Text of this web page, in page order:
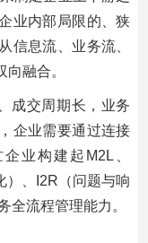
业内部局限的、狭
信息流、业务流、
融合。
成交周期长，业务
企业需要通过连接
业构建起M2L、
）、I2R（问题与响
全流程管理能力。